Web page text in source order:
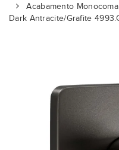
Acabamento
Dark Antracite/Grafite